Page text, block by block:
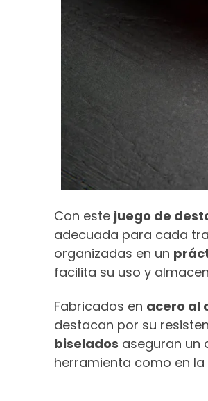
Con este juego de
adecuada para cada
organizadas en un
facilita su uso y
Fabricados en acero al
destacan por su
biselados aseguran un
herramienta como en